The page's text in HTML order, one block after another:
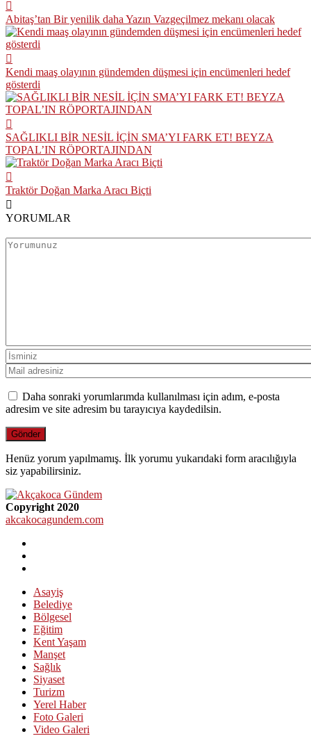
Abitaş’tan Bir yenilik daha Yazın Vazgeçilmez mekanı olacak
Kendi maaş olayının gündemden düşmesi için encümenleri hedef
gösterdi
SAĞLIKLI BİR NESİL İÇİN SMA’YI FARK ET! BEYZA
TOPAL’IN RÖPORTAJINDAN
Traktör Doğan Marka Aracı Biçti
YORUMLAR
Daha sonraki yorumlarımda kullanılması için adım, e-posta
adresim ve site adresim bu tarayıcıya kaydedilsin.
Henüz yorum yapılmamış. İlk yorumu yukarıdaki form aracılığıyla
siz yapabilirsiniz.
Copyright 2020
akcakocagundem.com
Asayiş
Belediye
Bölgesel
Eğitim
Kent Yaşam
Manşet
Sağlık
Siyaset
Turizm
Yerel Haber
Foto Galeri
Video Galeri